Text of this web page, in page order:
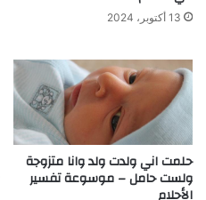
13 أكتوبر، 2024
حلمت اني ولدت ولد وانا متزوجة
ولست حامل – موسوعة تفسير